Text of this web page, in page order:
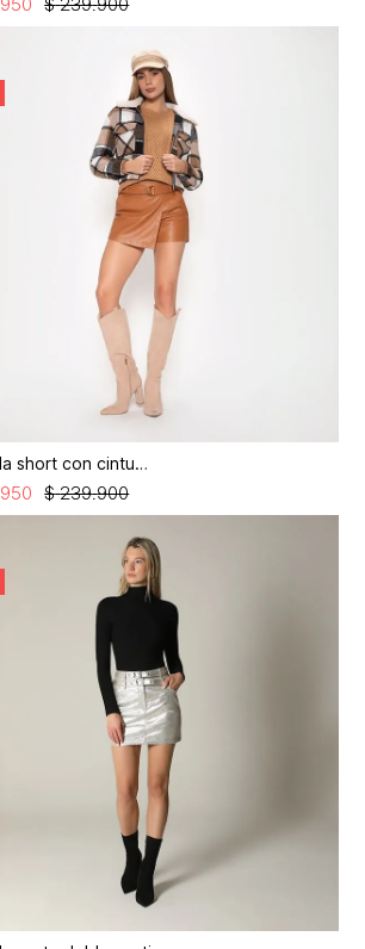
Falda short con cinturon
$ 239.900
950